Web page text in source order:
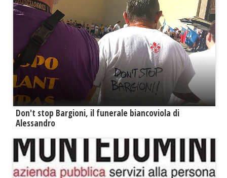
Don't stop Bargioni, il funerale biancoviola di
Alessandro